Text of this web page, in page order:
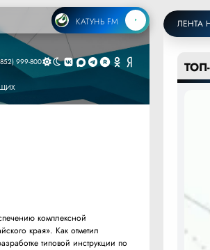
КАТУНЬ FM
999-800
комплексной
края». Как отметил
типовой инструкции по
ЛЕНТА